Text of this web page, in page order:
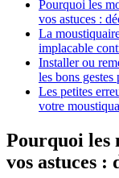
Pourquoi les
vos astuces :
La
implacable
Installer ou
les bons
Les petites
votre
Pourquoi les
vos astuces :